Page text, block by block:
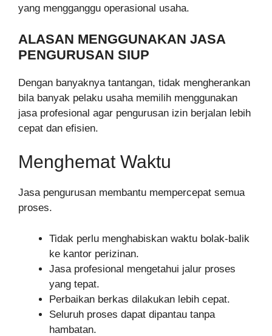
yang mengganggu operasional usaha.
ALASAN MENGGUNAKAN JASA
PENGURUSAN SIUP
Dengan banyaknya tantangan, tidak mengherankan
bila banyak pelaku usaha memilih menggunakan
jasa profesional agar pengurusan izin berjalan lebih
cepat dan efisien.
Menghemat Waktu
Jasa pengurusan membantu mempercepat semua
proses.
Tidak perlu menghabiskan waktu bolak-balik
ke kantor perizinan.
Jasa profesional mengetahui jalur proses
yang tepat.
Perbaikan berkas dilakukan lebih cepat.
Seluruh proses dapat dipantau tanpa
hambatan.